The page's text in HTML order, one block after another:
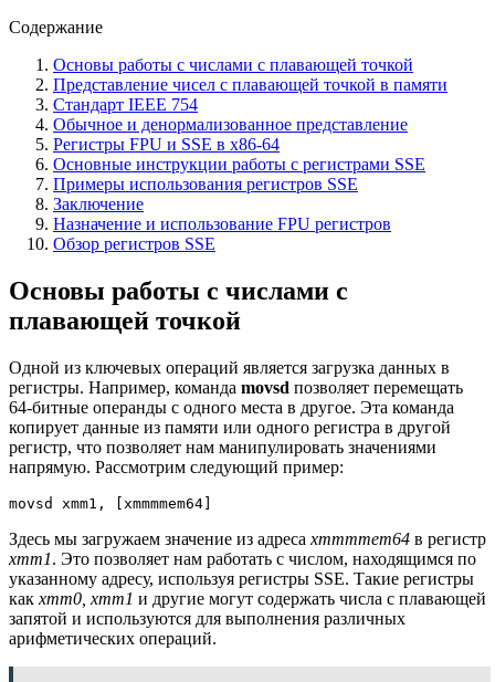
Содержание
Основы работы с числами с плавающей точкой
Представление чисел с плавающей точкой в памяти
Стандарт IEEE 754
Обычное и денормализованное представление
Регистры FPU и SSE в x86-64
Основные инструкции работы с регистрами SSE
Примеры использования регистров SSE
Заключение
Назначение и использование FPU регистров
Обзор регистров SSE
Основы работы с числами с
плавающей точкой
Одной из ключевых операций является загрузка данных в
регистры. Например, команда movsd позволяет перемещать
64-битные операнды с одного места в другое. Эта команда
копирует данные из памяти или одного регистра в другой
регистр, что позволяет нам манипулировать значениями
напрямую. Рассмотрим следующий пример:
movsd xmm1, [xmmmmem64]
Здесь мы загружаем значение из адреса xmmmmem64 в регистр
xmm1. Это позволяет нам работать с числом, находящимся по
указанному адресу, используя регистры SSE. Такие регистры
как xmm0, xmm1 и другие могут содержать числа с плавающей
запятой и используются для выполнения различных
арифметических операций.